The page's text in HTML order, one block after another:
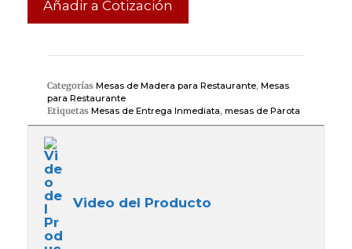
Añadir a Cotización
Categorías Mesas de Madera para Restaurante, Mesas
para Restaurante
Etiquetas Mesas de Entrega Inmediata, mesas de Parota
Video del Producto